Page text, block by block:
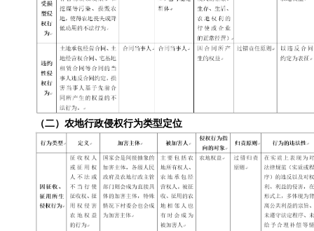
（二）农地行政侵权行为类型定位